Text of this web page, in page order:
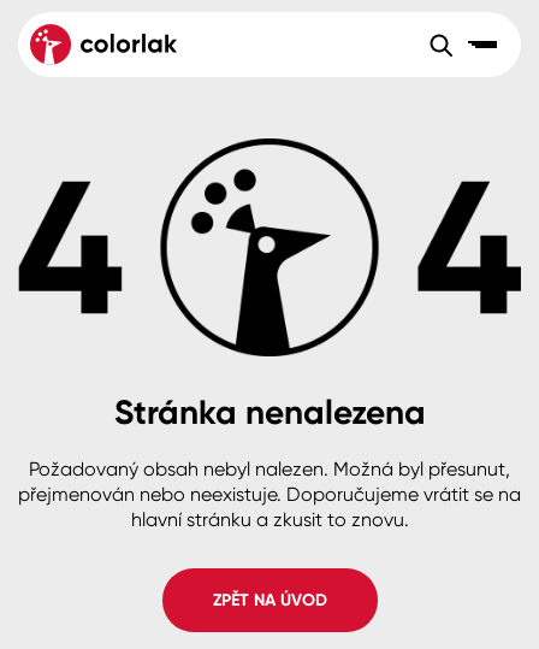
Velkoobchod Sortiment
Aktuality
Reference
O společnosti
B2B +420 800 145 555Po – Pá: 8:00–15:00
Česko
Slovensko Polsko Worldwide
Dřevo
Beton, asfalt, minerální podklady
Plast, sklo, keramika
Stěny
Fasády
Spreje
Colorlak Dekor
Colorlak Profi
Colorlak Pta
Stránka nenalezena
Požadovaný obsah nebyl nalezen. Možná byl přesunut,
přejmenován nebo neexistuje. Doporučujeme vrátit se na
hlavní stránku a zkusit to znovu.
ZPĚT NA ÚVOD